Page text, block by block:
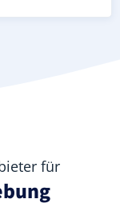
für